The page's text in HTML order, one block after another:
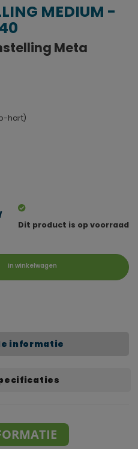
MEDIUM -
Meta
hart)
Dit product is op voorraad
In winkelwagen
informatie